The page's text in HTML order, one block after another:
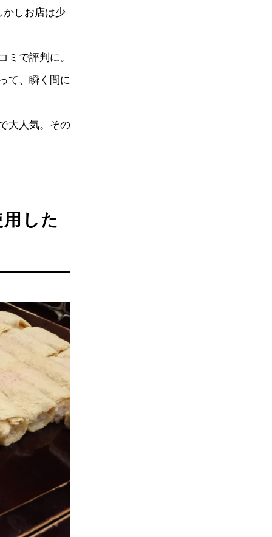
かしお店は少
ミで評判に。
て、瞬く間に
大人気。その
した